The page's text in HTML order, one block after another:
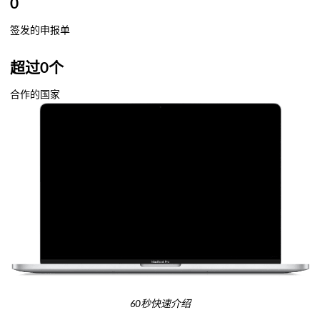
0
签发的申报单
超过0个
合作的国家
60秒快速介绍